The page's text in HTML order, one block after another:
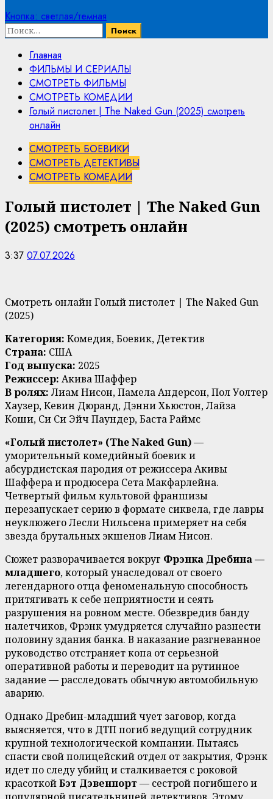
Кнопка: светлая/темная
Найти:
Главная
ФИЛЬМЫ И СЕРИАЛЫ
СМОТРЕТЬ ФИЛЬМЫ
СМОТРЕТЬ КОМЕДИИ
Голый пистолет | The Naked Gun (2025) смотреть
онлайн
СМОТРЕТЬ БОЕВИКИ
СМОТРЕТЬ ДЕТЕКТИВЫ
СМОТРЕТЬ КОМЕДИИ
Голый пистолет | The Naked Gun
(2025) смотреть онлайн
3:37 07.07.2026
Смотреть онлайн Голый пистолет | The Naked Gun
(2025)
Категория: Комедия, Боевик, Детектив
Страна: США
Год выпуска: 2025
Режиссер: Акива Шаффер
В ролях: Лиам Нисон, Памела Андерсон, Пол Уолтер
Хаузер, Кевин Дюранд, Дэнни Хьюстон, Лайза
Коши, Си Си Эйч Паундер, Баста Раймс
«Голый пистолет» (The Naked Gun)—
уморительный комедийный боевик и
абсурдистская пародия от режиссера Акивы
Шаффера и продюсера Сета Макфарлейна.
Четвертый фильм культовой франшизы
перезапускает серию в формате сиквела, где лавры
неуклюжего Лесли Нильсена примеряет на себя
звезда брутальных экшенов Лиам Нисон.
Сюжет разворачивается вокруг Фрэнка Дребина —
младшего, который унаследовал от своего
легендарного отца феноменальную способность
притягивать к себе неприятности и сеять
разрушения на ровном месте. Обезвредив банду
налетчиков, Фрэнк умудряется случайно разнести
половину здания банка. В наказание разгневанное
руководство отстраняет копа от серьезной
оперативной работы и переводит на рутинное
задание — расследовать обычную автомобильную
аварию.
Однако Дребин-младший чует заговор, когда
выясняется, что в ДТП погиб ведущий сотрудник
крупной технологической компании. Пытаясь
спасти свой полицейский отдел от закрытия, Фрэнк
идет по следу убийц и сталкивается с роковой
красоткойБэт Дэвенпорт — сестрой погибшего и